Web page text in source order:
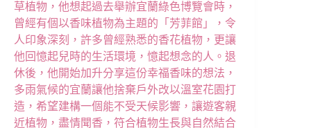
草植物， 他想起過去舉辦宜蘭綠色博覽會時，
曾經有個以香味植物為主題的「芳菲館」，令
人印象深刻， 許多曾經熟悉的香花植物，更讓
他回憶起兒時的生活環境，憶起想念的人。 退
休後，他開始加升分享這份幸福香味的想法，
多雨氣候的宜蘭讓他捨棄戶外改以溫室花園打
造， 希望建構一個能不受天候影響，讓遊客親
近植物，盡情聞香， 符合植物生長與自然結合